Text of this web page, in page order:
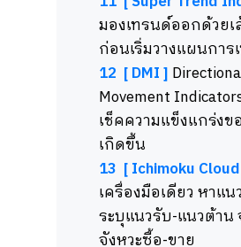
มองเทรนด์ออกด้วยเ
ก่อนเริ่มวางแผนการ
12 [ DMI ]
Movement
เช็คความแข็งแกร่งข
เกิดขึ้น
13 [ Ichimoku
เครื่องมือเดียว หาแ
ระบุแนวรับ-แนวต้าน
จังหวะซื้อ-ขาย